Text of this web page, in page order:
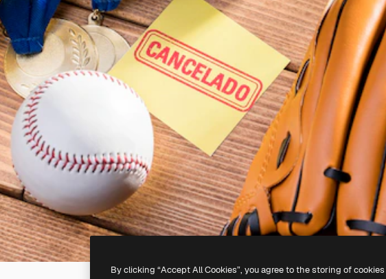
By clicking “Accept All Cookies”, you agree to the storing of